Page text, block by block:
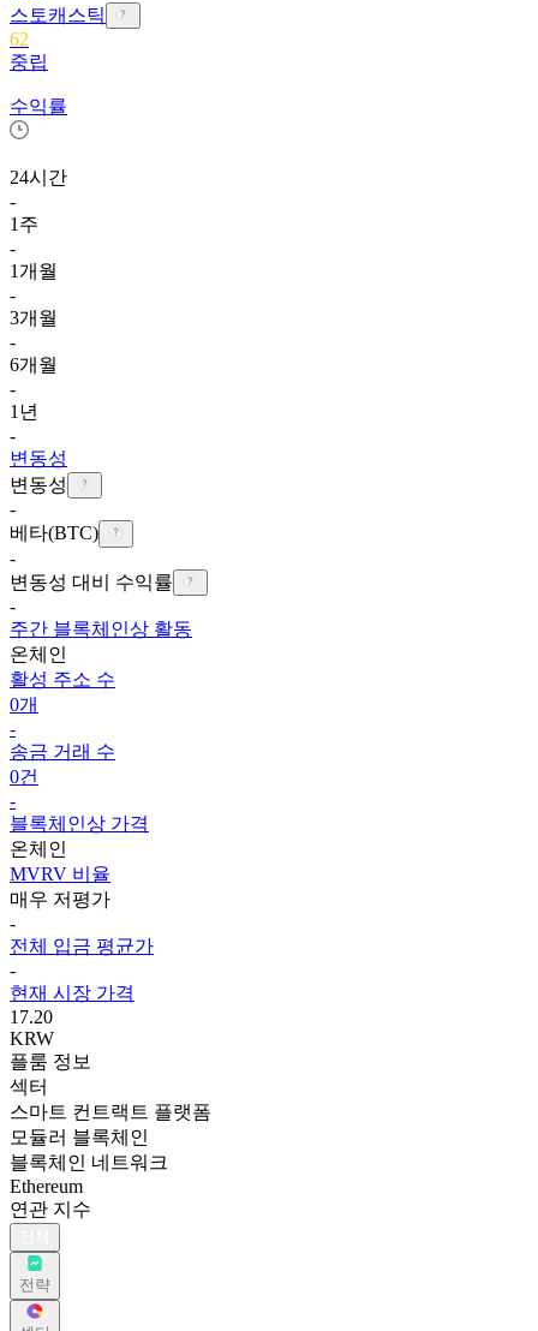
스토캐스틱
62
중립
수익률
24시간
-
1주
-
1개월
-
3개월
-
6개월
-
1년
-
변동성
변동성
-
베타(BTC)
-
변동성 대비 수익률
-
주간 블록체인상 활동
온체인
활성 주소 수
0개
-
송금 거래 수
0건
-
블록체인상 가격
온체인
MVRV 비율
매우 저평가
-
전체 입금 평균가
-
현재 시장 가격
17.20
KRW
플룸 정보
섹터
스마트 컨트랙트 플랫폼
모듈러 블록체인
블록체인 네트워크
Ethereum
연관 지수
전략